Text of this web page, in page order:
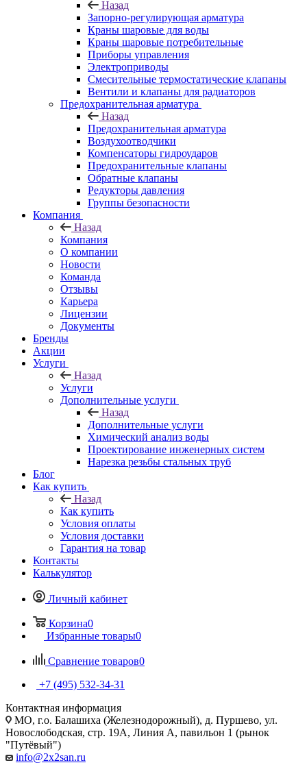
Назад
Запорно-регулирующая арматура
Краны шаровые для воды
Краны шаровые потребительные
Приборы управления
Электроприводы
Смесительные термостатические клапаны
Вентили и клапаны для радиаторов
Предохранительная арматура
Назад
Предохранительная арматура
Воздухоотводчики
Компенсаторы гидроударов
Предохранительные клапаны
Обратные клапаны
Редукторы давления
Группы безопасности
Компания
Назад
Компания
О компании
Новости
Команда
Отзывы
Карьера
Лицензии
Документы
Бренды
Акции
Услуги
Назад
Услуги
Дополнительные услуги
Назад
Дополнительные услуги
Химический анализ воды
Проектирование инженерных систем
Нарезка резьбы стальных труб
Блог
Как купить
Назад
Как купить
Условия оплаты
Условия доставки
Гарантия на товар
Контакты
Калькулятор
Личный кабинет
Корзина0
Избранные товары0
Сравнение товаров0
+7 (495) 532‑34‑31
Контактная информация
МО, г.о. Балашиха (Железнодорожный), д. Пуршево, ул.
Новослободская, стр. 19А, Линия А, павильон 1 (рынок
"Путёвый")
info@2x2san.ru